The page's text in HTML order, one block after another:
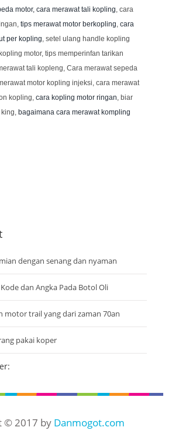
motor, cara merawat tali kopling, cara
tips merawat motor berkopling, cara
per kopling, setel ulang handle kopling
motor, tips memperinfan tarikan
tali kopleng, Cara merawat sepeda
motor kopling injeksi, cara merawat
kopling, cara kopling motor ringan, biar
bagaimana cara merawat kompling
dengan senang dan nyaman
dan Angka Pada Botol Oli
motor trail yang dari zaman 70an
pakai koper
© 2017 by Danmogot.com